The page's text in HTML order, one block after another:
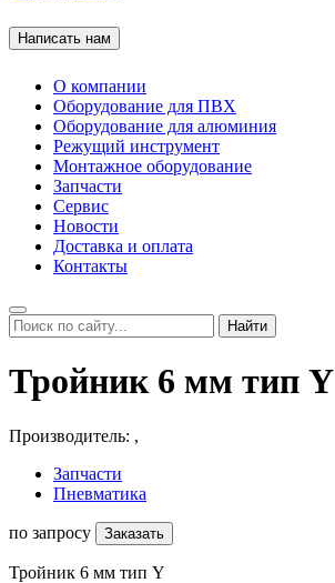
Написать нам
О компании
Оборудование для ПВХ
Оборудование для алюминия
Режущий инструмент
Монтажное оборудование
Запчасти
Сервис
Новости
Доставка и оплата
Контакты
Найти
Тройник 6 мм тип Y
Производитель: ,
Запчасти
Пневматика
по запросу Заказать
Тройник 6 мм тип Y